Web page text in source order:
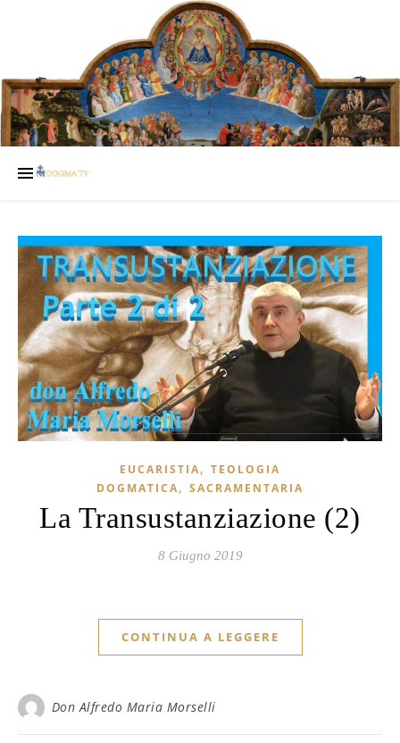
EUCARISTIA, TEOLOGIA
DOGMATICA, SACRAMENTARIA
La Transustanziazione (2)
8 Giugno 2019
CONTINUA A LEGGERE
Don Alfredo Maria Morselli